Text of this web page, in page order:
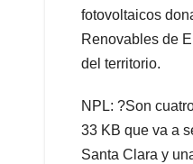
fotovoltaicos
Renovables de
del territorio.
NPL: ?Son
33 KB que va a
Santa Clara y